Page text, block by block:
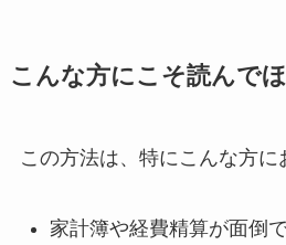
こんな方にこそ読んでほ
この方法は、特にこんな方に
家計簿や経費精算が面倒